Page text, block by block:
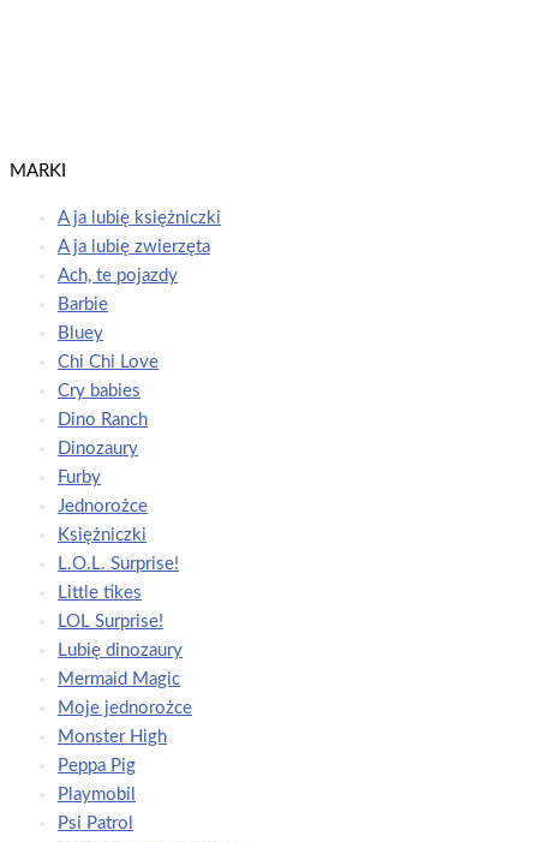
MARKI
A ja lubię księżniczki
A ja lubię zwierzęta
Ach, te pojazdy
Barbie
Bluey
Chi Chi Love
Cry babies
Dino Ranch
Dinozaury
Furby
Jednorożce
Księżniczki
L.O.L. Surprise!
Little tikes
LOL Surprise!
Lubię dinozaury
Mermaid Magic
Moje jednorożce
Monster High
Peppa Pig
Playmobil
Psi Patrol